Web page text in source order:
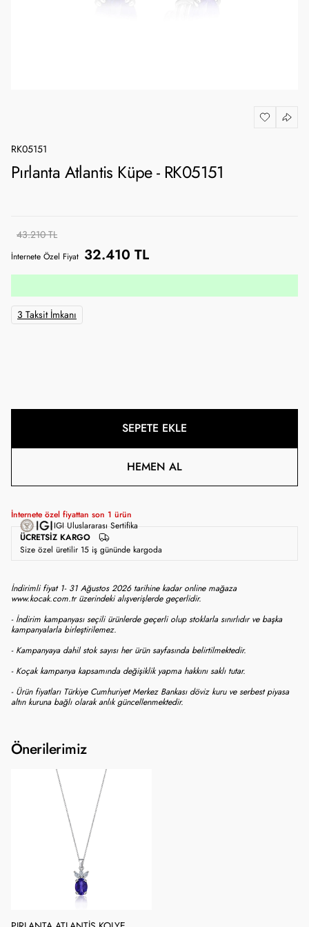
RK05151
Pırlanta Atlantis Küpe - RK05151
43.210 TL
İnternete Özel Fiyat 32.410 TL
3 Taksit İmkanı
SEPETE EKLE
HEMEN AL
İnternete özel fiyattan son 1 ürün
ÜCRETSIZ KARGO
IGI Uluslararası Sertifika
Size özel üretilir 15 iş gününde kargoda
İndirimli fiyat 1- 31 Ağustos 2026 tarihine kadar online mağaza
www.kocak.com.tr üzerindeki alışverişlerde geçerlidir.
- İndirim kampanyası seçili ürünlerde geçerli olup stoklarla sınırlıdır ve başka
kampanyalarla birleştirilemez.
- Kampanyaya dahil stok sayısı her ürün sayfasında belirtilmektedir.
- Koçak kampanya kapsamında değişiklik yapma hakkını saklı tutar.
- Ürün fiyatları Türkiye Cumhuriyet Merkez Bankası döviz kuru ve serbest piyasa
altın kuruna bağlı olarak anlık güncellenmektedir.
Önerilerimiz